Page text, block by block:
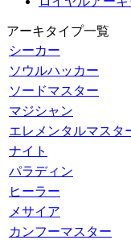
アーキタイプ一覧
シーカー
ソウルハッカー
ソードマスター
マジシャン
エレメンタルマスタ
ナイト
パラディン
ヒーラー
メサイア
カンフーマスター